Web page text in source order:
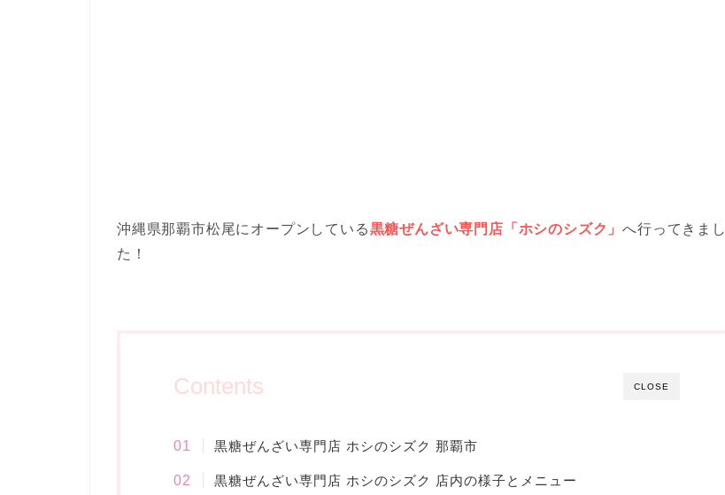
沖縄県那覇市松尾にオープンしている黒糖ぜんざい専門店「ホシのシズク」へ行ってきまし
た！
CLOSE
Contents
黒糖ぜんざい専門店 ホシのシズク 那覇市
黒糖ぜんざい専門店 ホシのシズク 店内の様子とメニュー